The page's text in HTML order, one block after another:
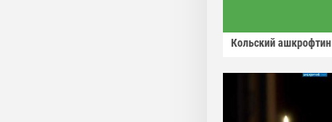
Кольский ашкрофтин